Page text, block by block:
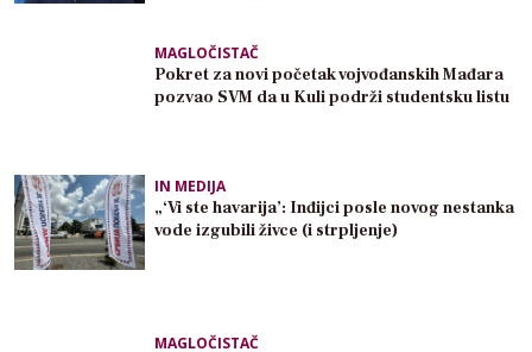
MAGLOČISTAČ
Pokret za novi početak vojvođanskih Mađara
pozvao SVM da u Kuli podrži studentsku listu
IN MEDIJA
„‘Vi ste havarija’: Inđijci posle novog nestanka
vode izgubili živce (i strpljenje)
MAGLOČISTAČ